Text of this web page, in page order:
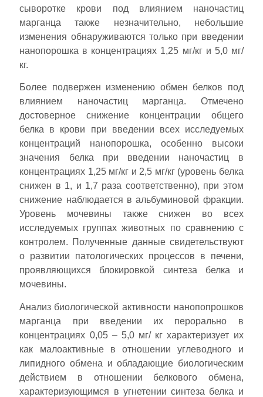
сыворотке крови под влиянием наночастиц
марганца также незначительно, небольшие
изменения обнаруживаются только при введении
нанопорошка в концентрациях 1,25 мг/кг и 5,0 мг/
кг.
Более подвержен изменению обмен белков под
влиянием наночастиц марганца. Отмечено
достоверное снижение концентрации общего
белка в крови при введении всех исследуемых
концентраций нанопорошка, особенно высоки
значения белка при введении наночастиц в
концентрациях 1,25 мг/кг и 2,5 мг/кг (уровень белка
снижен в 1, и 1,7 раза соответственно), при этом
снижение наблюдается в альбуминовой фракции.
Уровень мочевины также снижен во всех
исследуемых группах животных по сравнению с
контролем. Полученные данные свидетельствуют
о развитии патологических процессов в печени,
проявляющихся блокировкой синтеза белка и
мочевины.
Анализ биологической активности нанопопрошков
марганца при введении их перорально в
концентрациях 0,05 – 5,0 мг/ кг характеризует их
как малоактивные в отношении углеводного и
липидного обмена и обладающие биологическим
действием в отношении белкового обмена,
характеризующимся в угнетении синтеза белка и